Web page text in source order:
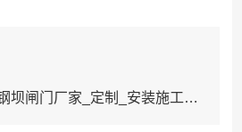
钢坝闸门多少钱？钢坝闸门厂家_定制_安装施工服务